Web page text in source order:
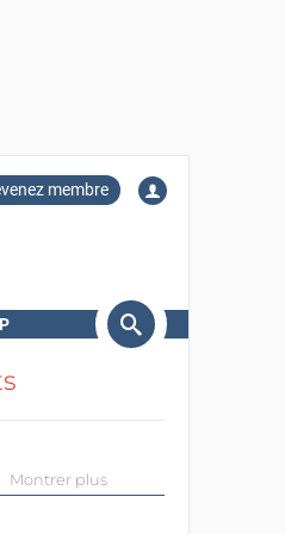
membre
Montrer plus